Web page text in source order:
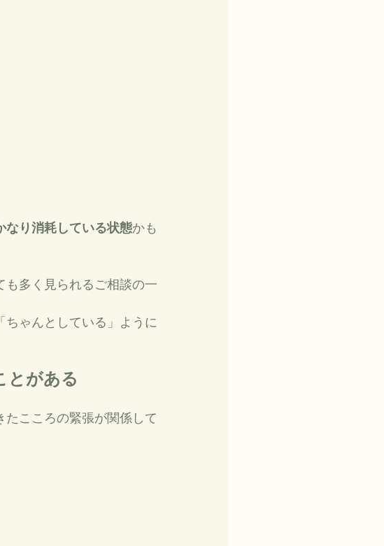
なり消耗している状態かも
多く見られるご相談の一
ちゃんとしている」ように
とがある
こころの緊張が関係して